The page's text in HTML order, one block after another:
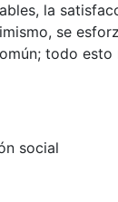
la
se
todo esto
social